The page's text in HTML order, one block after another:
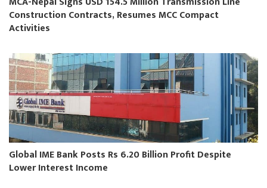
Construction Contracts, Resumes MCC Compact
Activities
Global IME Bank Posts Rs 6.20 Billion Profit Despite
Lower Interest Income